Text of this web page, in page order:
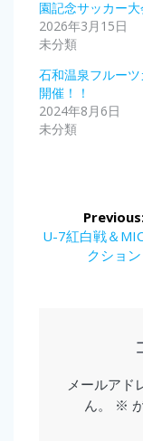
園記念サッカー
2026年3月15日
未分類
石和温泉フルー
開催！！
2024年8月6日
未分類
Previous
U-7紅白戦＆
クション
メールアド
ん。
※